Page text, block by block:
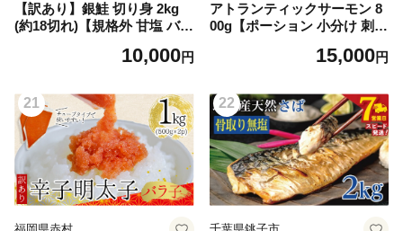
【訳あり】銀鮭 切り身 2kg
(約18切れ)【規格外 甘塩 バラ
け お弁当 朝食 おかず 簡単調
10,000円
アトランティックサーモン 8
00g【ポーション 小分け 刺身
サイズ不揃い まとめ買い】
15,000円
21 22